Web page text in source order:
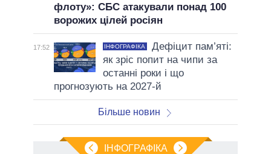
флоту»: СБС атакували понад 100
ворожих цілей росіян
17:52 ІНФОГРАФІКА
Дефіцит пам’яті:
як зріс попит на чипи за
останні роки і що
прогнозують на 2027-й
Більше новин
ІНФОГРАФІКА